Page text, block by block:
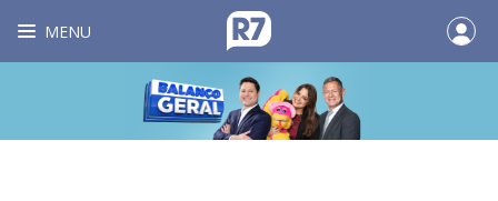
MENU